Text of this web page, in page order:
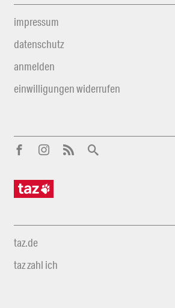
impressum
datenschutz
anmelden
einwilligungen widerrufen
taz.de
taz zahl ich